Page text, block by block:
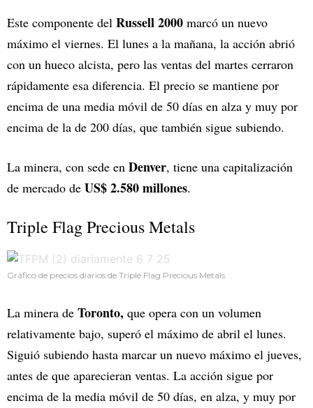
Este componente del Russell 2000 marcó un nuevo
máximo el viernes. El lunes a la mañana, la acción abrió
con un hueco alcista, pero las ventas del martes cerraron
rápidamente esa diferencia. El precio se mantiene por
encima de una media móvil de 50 días en alza y muy por
encima de la de 200 días, que también sigue subiendo.
La minera, con sede en Denver, tiene una capitalización
de mercado de US$ 2.580 millones.
Triple Flag Precious Metals
Gráfico de precios diarios de Triple Flag Precious Metals.
La minera de Toronto, que opera con un volumen
relativamente bajo, superó el máximo de abril el lunes.
Siguió subiendo hasta marcar un nuevo máximo el jueves,
antes de que aparecieran ventas. La acción sigue por
encima de la media móvil de 50 días, en alza, y muy por